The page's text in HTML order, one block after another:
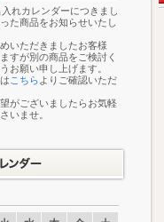
れカレンダーにつきまし
た商品をお知らせいたし
いただきましたお客様
すが別の商品をご検討く
お願い申し上げます。
こちら よりご確認いただ
がございましたらお気軽
いませ。